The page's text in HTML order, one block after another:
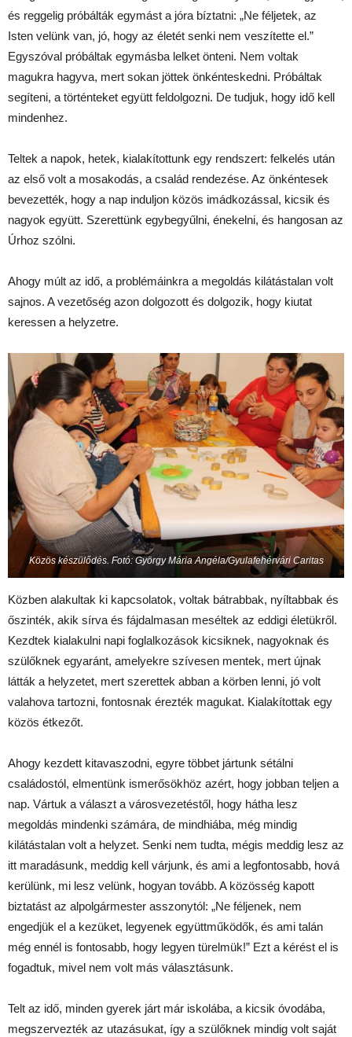
és reggelig próbálták egymást a jóra bíztatni: „Ne féljetek, az
Isten velünk van, jó, hogy az életét senki nem veszítette el.”
Egyszóval próbáltak egymásba lelket önteni. Nem voltak
magukra hagyva, mert sokan jöttek önkénteskedni. Próbáltak
segíteni, a történteket együtt feldolgozni. De tudjuk, hogy idő kell
mindenhez.
Teltek a napok, hetek, kialakítottunk egy rendszert: felkelés után
az első volt a mosakodás, a család rendezése. Az önkéntesek
bevezették, hogy a nap induljon közös imádkozással, kicsik és
nagyok együtt. Szerettünk egybegyűlni, énekelni, és hangosan az
Úrhoz szólni.
Ahogy múlt az idő, a problémáinkra a megoldás kilátástalan volt
sajnos. A vezetőség azon dolgozott és dolgozik, hogy kiutat
keressen a helyzetre.
Közös készülődés. Fotó: György Mária Angéla/Gyulafehérvári Caritas
Közben alakultak ki kapcsolatok, voltak bátrabbak, nyíltabbak és
őszinték, akik sírva és fájdalmasan meséltek az eddigi életükről.
Kezdtek kialakulni napi foglalkozások kicsiknek, nagyoknak és
szülőknek egyaránt, amelyekre szívesen mentek, mert újnak
látták a helyzetet, mert szerettek abban a körben lenni, jó volt
valahova tartozni, fontosnak érezték magukat. Kialakítottak egy
közös étkezőt.
Ahogy kezdett kitavaszodni, egyre többet jártunk sétálni
családostól, elmentünk ismerősökhöz azért, hogy jobban teljen a
nap. Vártuk a választ a városvezetéstől, hogy hátha lesz
megoldás mindenki számára, de mindhiába, még mindig
kilátástalan volt a helyzet. Senki nem tudta, mégis meddig lesz az
itt maradásunk, meddig kell várjunk, és ami a legfontosabb, hová
kerülünk, mi lesz velünk, hogyan tovább. A közösség kapott
biztatást az alpolgármester asszonytól: „Ne féljenek, nem
engedjük el a kezüket, legyenek együttműködők, és ami talán
még ennél is fontosabb, hogy legyen türelmük!” Ezt a kérést el is
fogadtuk, mivel nem volt más választásunk.
Telt az idő, minden gyerek járt már iskolába, a kicsik óvodába,
megszervezték az utazásukat, így a szülőknek mindig volt saját